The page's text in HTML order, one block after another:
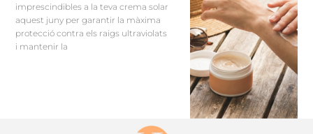
imprescindibles a la teva crema solar
aquest juny per garantir la màxima
protecció contra els raigs ultraviolats
i mantenir la